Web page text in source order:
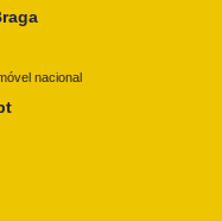
nacional